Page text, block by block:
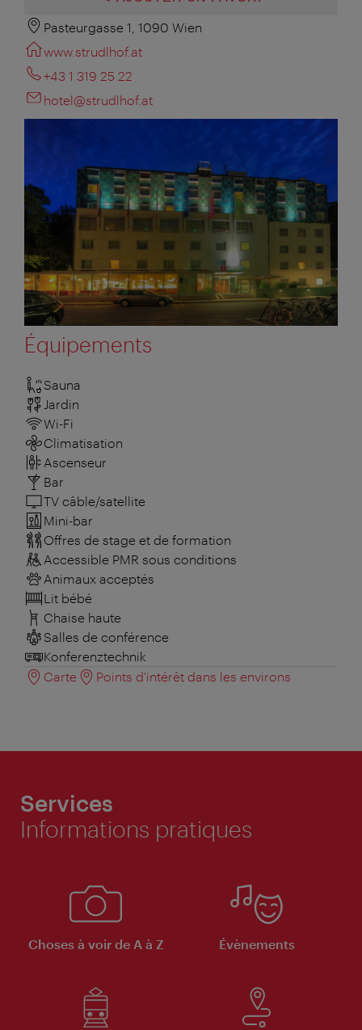
Pasteurgasse 1, 1090 Wien
www.strudlhof.at
+43 1 319 25 22
hotel@strudlhof.at
Équipements
Sauna
Jardin
Wi-Fi
Climatisation
Ascenseur
Bar
TV câble/satellite
Mini-bar
Offres de stage et de formation
Accessible PMR sous conditions
Animaux acceptés
Lit bébé
Chaise haute
Salles de conférence
Konferenztechnik
Carte
Points d'intérêt dans les environs
Services
Informations pratiques
Choses à voir de A à Z Évènements